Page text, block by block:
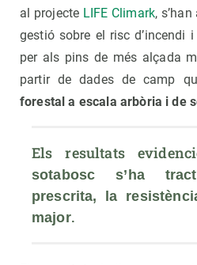
al projecte LIFE Climark,
gestió sobre el risc d’incendi
per als pins de més alçada
partir de dades de camp
forestal a escala arbòria i de
Els resultats
sotabosc s’ha
prescrita, la
major.